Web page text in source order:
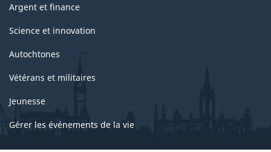
Argent et finance
Science et innovation
Autochtones
Vétérans et militaires
Jeunesse
Gérer les événements de la vie